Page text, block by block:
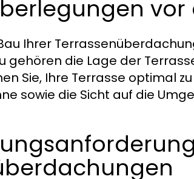
vor
Ihrer
gehören die Lage der
Sie, Ihre Terrasse optimal
sowie die Sicht auf die